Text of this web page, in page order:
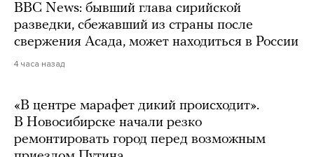
BBC News: бывший глава сирийской
разведки, сбежавший из страны после
свержения Асада, может находиться в России
4 часа назад
«В центре марафет дикий происходит».
В Новосибирске начали резко
ремонтировать город перед возможным